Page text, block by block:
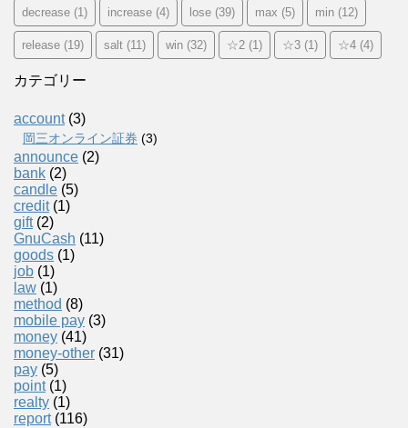
decrease (1) increase (4) lose (39) max (5) min (12)
release (19) salt (11) win (32) ☆2 (1) ☆3 (1) ☆4 (4)
カテゴリー
account(3)
岡三オンライン証券 (3)
announce (2)
bank (2)
candle (5)
credit(1)
gift(2)
GnuCash (11)
goods (1)
job (1)
law (1)
method (8)
mobile pay (3)
money (41)
money-other (31)
pay (5)
point(1)
realty (1)
report(116)